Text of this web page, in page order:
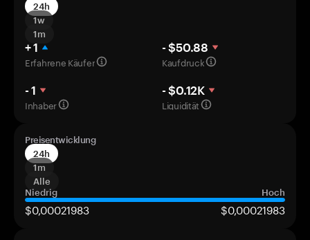
24h
1w
1m
+ 1
Erfahrene Käufer
- $50.88
Kaufdruck
- 1
Inhaber
- $0.12K
Liquidität
Preisentwicklung
24h
1m
Alle
Niedrig
Hoch
$0,00021983 $0,00021983